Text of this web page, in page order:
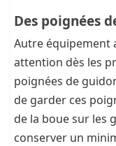
Des poignées
Autre équipement
attention dès les
poignées de
de garder ces
de la boue sur les
conserver un